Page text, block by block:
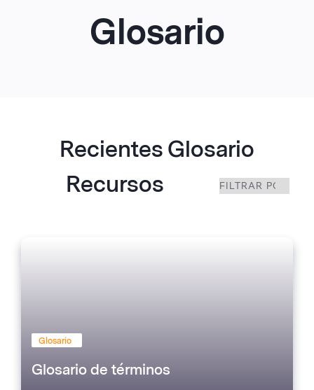
Glosario
Recientes Glosario
Recursos
Glosario
Glosario de términos